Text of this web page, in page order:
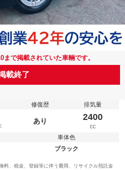
まで掲載されていた車輛です。
載終了
修復歴
あり
排気量
2400
cc
車体色
ブラック
料、税金、登録等に伴う費用、リサイクル預託金